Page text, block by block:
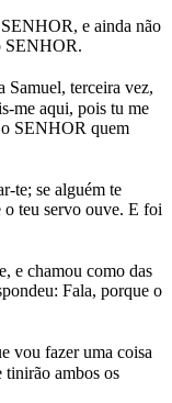
e ainda não
SENHOR.
terceira vez,
me aqui, pois tu me
o SENHOR quem
te; se alguém te
teu servo ouve. E foi
e chamou como das
Fala, porque o
vou fazer uma coisa
tinirão ambos os